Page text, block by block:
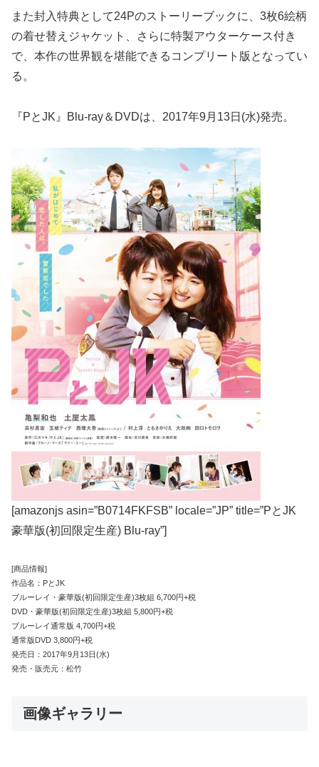
また封入特典として24Pのストーリーブックに、3枚6絵柄
の着せ替えジャケット、さらに特製アウターケース付き
で、本作の世界観を堪能できるコンプリート版となってい
る。
『PとJK』Blu-ray＆DVDは、2017年9月13日(水)発売。
[amazonjs asin=”B0714FKFSB” locale=”JP” title=”PとJK
豪華版(初回限定生産) Blu-ray”]
[商品情報]
作品名：PとJK
ブルーレイ・豪華版(初回限定生産)3枚組 6,700円+税
DVD・豪華版(初回限定生産)3枚組 5,800円+税
ブルーレイ通常版 4,700円+税
通常版DVD 3,800円+税
発売日：2017年9月13日(水)
発売・販売元：松竹
画像ギャラリー